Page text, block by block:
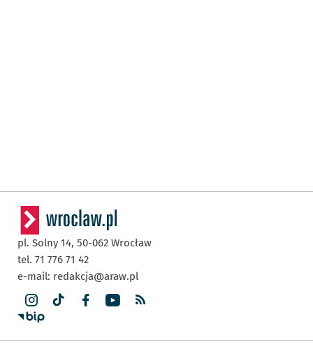
pl. Solny 14, 50-062 Wrocław
tel. 71 776 71 42
e-mail: redakcja@araw.pl